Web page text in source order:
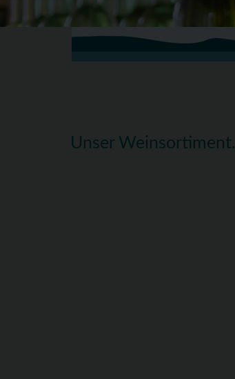
Unser Weinsortiment.